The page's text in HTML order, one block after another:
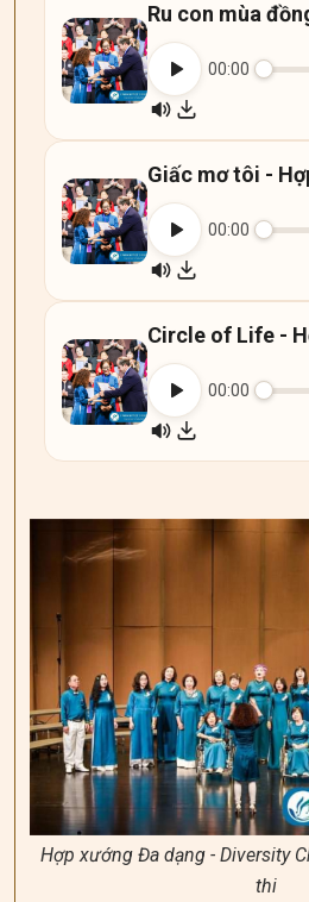
00:00
00:00
00:00
Hợp xướng Đa dạng - Diversity
thi